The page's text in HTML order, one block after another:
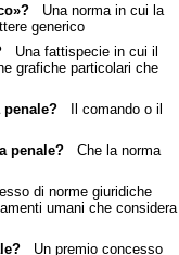
Una norma in cui la
generico
Una fattispecie in cui il
grafiche particolari che
penale?Il comando o il
penale?Che la norma
di norme giuridiche
umani che considera
Un premio concesso